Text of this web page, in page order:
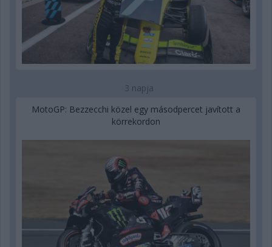
3 napja
MotoGP: Bezzecchi közel egy másodpercet javított a
körrekordon